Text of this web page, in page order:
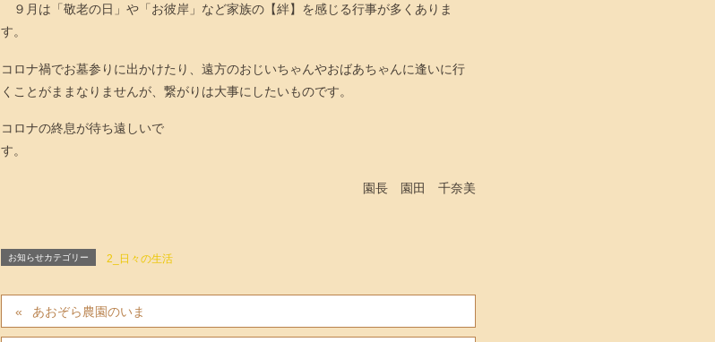
９月は「敬老の日」や「お彼岸」など家族の【絆】を感じる行事が多くありま
す。
コロナ禍でお墓参りに出かけたり、遠方のおじいちゃんやおばあちゃんに逢いに行
くことがままなりませんが、繋がりは大事にしたいものです。
コロナの終息が待ち遠しいで
す。
園長 園田 千奈美
お知らせカテゴリー 2_日々の生活
あおぞら農園のいま